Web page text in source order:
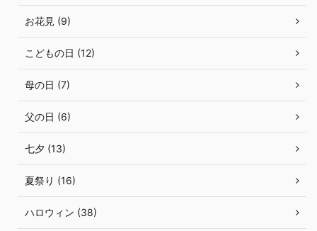
お花見 (9)
こどもの日 (12)
母の日 (7)
父の日 (6)
七夕 (13)
夏祭り (16)
ハロウィン (38)